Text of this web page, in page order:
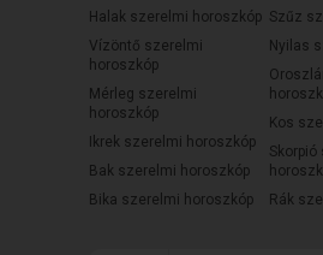
Halak szerelmi horoszkóp
Vízöntő szerelmi
horoszkóp
Mérleg szerelmi
horoszkóp
Ikrek szerelmi horoszkóp
Bak szerelmi horoszkóp
Bika szerelmi horoszkóp
Szűz
Nyilas
Kos
Rák